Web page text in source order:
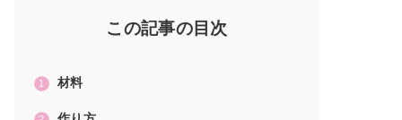
この記事の目次
材料